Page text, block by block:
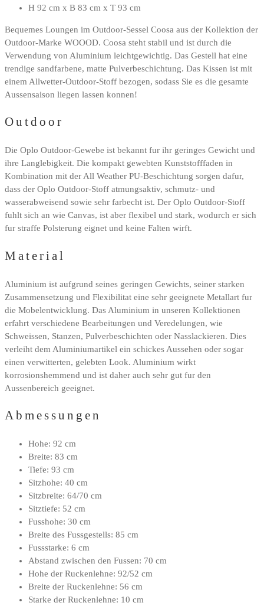
H 92 cm x B 83 cm x T 93 cm
Bequemes Loungen im Outdoor-Sessel Coosa aus der Kollektion der
Outdoor-Marke WOOOD. Coosa steht stabil und ist durch die
Verwendung von Aluminium leichtgewichtig. Das Gestell hat eine
trendige sandfarbene, matte Pulverbeschichtung. Das Kissen ist mit
einem Allwetter-Outdoor-Stoff bezogen, sodass Sie es die gesamte
Aussensaison liegen lassen konnen!
Outdoor
Die Oplo Outdoor-Gewebe ist bekannt fur ihr geringes Gewicht und
ihre Langlebigkeit. Die kompakt gewebten Kunststofffaden in
Kombination mit der All Weather PU-Beschichtung sorgen dafur,
dass der Oplo Outdoor-Stoff atmungsaktiv, schmutz- und
wasserabweisend sowie sehr farbecht ist. Der Oplo Outdoor-Stoff
fuhlt sich an wie Canvas, ist aber flexibel und stark, wodurch er sich
fur straffe Polsterung eignet und keine Falten wirft.
Material
Aluminium ist aufgrund seines geringen Gewichts, seiner starken
Zusammensetzung und Flexibilitat eine sehr geeignete Metallart fur
die Mobelentwicklung. Das Aluminium in unseren Kollektionen
erfahrt verschiedene Bearbeitungen und Veredelungen, wie
Schweissen, Stanzen, Pulverbeschichten oder Nasslackieren. Dies
verleiht dem Aluminiumartikel ein schickes Aussehen oder sogar
einen verwitterten, gelebten Look. Aluminium wirkt
korrosionshemmend und ist daher auch sehr gut fur den
Aussenbereich geeignet.
Abmessungen
Hohe: 92 cm
Breite: 83 cm
Tiefe: 93 cm
Sitzhohe: 40 cm
Sitzbreite: 64/70 cm
Sitztiefe: 52 cm
Fusshohe: 30 cm
Breite des Fussgestells: 85 cm
Fussstarke: 6 cm
Abstand zwischen den Fussen: 70 cm
Hohe der Ruckenlehne: 92/52 cm
Breite der Ruckenlehne: 56 cm
Starke der Ruckenlehne: 10 cm